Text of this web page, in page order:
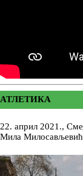
АТЛЕТИКА
22. април 2021.,
Мила